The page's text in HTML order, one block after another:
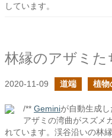
しています。
2020-11-09 道端 植物
/** Geminiが自動生成
アザミの湾曲がスズメ
れています。渓谷沿いの林